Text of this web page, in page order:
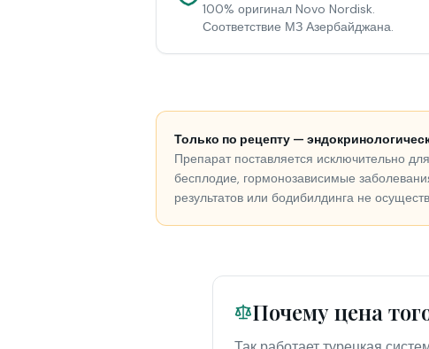
100% оригинал Novo Nordisk.
Соответствие МЗ Азербайджана.
Только по рецепту —
Препарат поставляется исключительно
бесплодие, гормонозависимые
результатов или бодибилдинга не
Почему цена